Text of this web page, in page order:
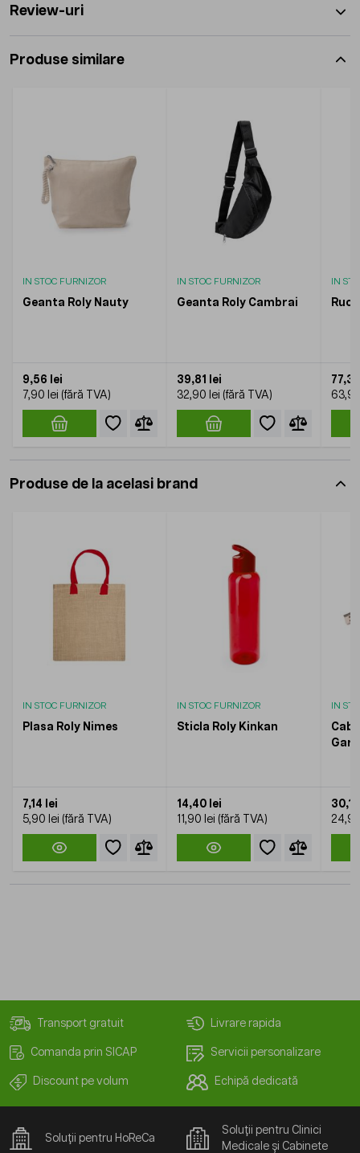
Review-uri
Produse similare
IN STOC FURNIZOR
Geanta Roly Nauty
9,56 lei
7,90 lei
IN STOC FURNIZOR
Geanta Roly Cambrai
39,81 lei
32,90 lei
IN
Produse de la acelasi brand
IN STOC FURNIZOR
Plasa Roly Nimes
7,14 lei
5,90 lei
IN STOC FURNIZOR
Sticla Roly Kinkan
14,40 lei
11,90 lei
IN
Transport gratuit Livrare rapida
Comanda prin SICAP Servicii personalizare
Discount pe volum Echipă dedicată
Soluții pentru HoReCa
Soluții pentru Clinici
Medicale și Cabinete